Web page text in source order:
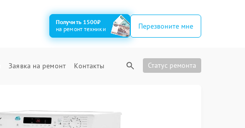
Получить 1500₽
на ремонт техники
Перезвоните мне
Заявка на ремонт Контакты Статус ремонта